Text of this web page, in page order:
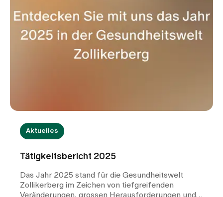
Aktuelles
Tätigkeitsbericht 2025
Das Jahr 2025 stand für die Gesundheitswelt
Zollikerberg im Zeichen von tiefgreifenden
Veränderungen, grossen Herausforderungen und